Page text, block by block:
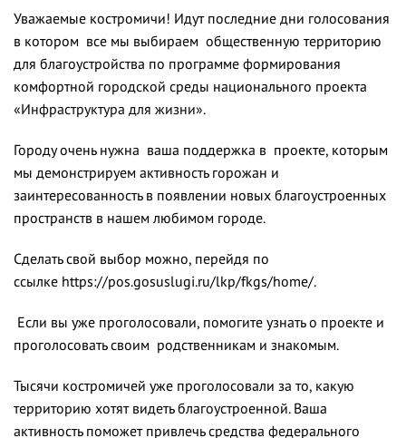
Уважаемые костромичи! Идут последние дни голосования
в котором все мы выбираем общественную территорию
для благоустройства по программе формирования
комфортной городской среды национального проекта
«Инфраструктура для жизни».
Городу очень нужна ваша поддержка в проекте, которым
мы демонстрируем активность горожан и
заинтересованность в появлении новых благоустроенных
пространств в нашем любимом городе.
Сделать свой выбор можно, перейдя по
ссылке https://pos.gosuslugi.ru/lkp/fkgs/home/.
Если вы уже проголосовали, помогите узнать о проекте и
проголосовать своим родственникам и знакомым.
Тысячи костромичей уже проголосовали за то, какую
территорию хотят видеть благоустроенной. Ваша
активность поможет привлечь средства федерального